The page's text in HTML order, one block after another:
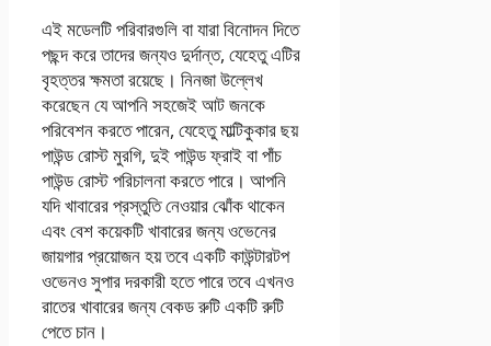
এই মডেলটি পরিবারগুলি বা যারা বিনোদন দিতে
পছন্দ করে তাদের জন্যও দুর্দান্ত, যেহেতু এটির
বৃহত্তর ক্ষমতা রয়েছে। নিনজা উল্লেখ
করেছেন যে আপনি সহজেই আট জনকে
পরিবেশন করতে পারেন, যেহেতু মাল্টিকুকার ছয়
পাউন্ড রোস্ট মুরগি, দুই পাউন্ড ফ্রাই বা পাঁচ
পাউন্ড রোস্ট পরিচালনা করতে পারে। আপনি
যদি খাবারের প্রস্তুতি নেওয়ার ঝোঁক থাকেন
এবং বেশ কয়েকটি খাবারের জন্য ওভেনের
জায়গার প্রয়োজন হয় তবে একটি কাউন্টারটপ
ওভেনও সুপার দরকারী হতে পারে তবে এখনও
রাতের খাবারের জন্য বেকড রুটি একটি রুটি
পেতে চান।